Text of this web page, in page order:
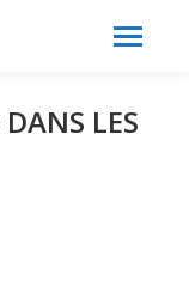
DANS LES